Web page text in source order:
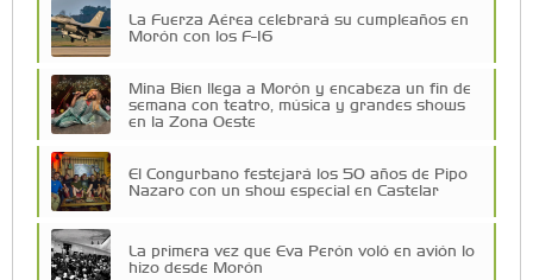
La Fuerza Aérea celebrará su cumpleaños en
Morón con los F-16
Mina Bien llega a Morón y encabeza un fin de
semana con teatro, música y grandes shows
en la Zona Oeste
El Congurbano festejará los 50 años de Pipo
Nazaro con un show especial en Castelar
La primera vez que Eva Perón voló en avión lo
hizo desde Morón